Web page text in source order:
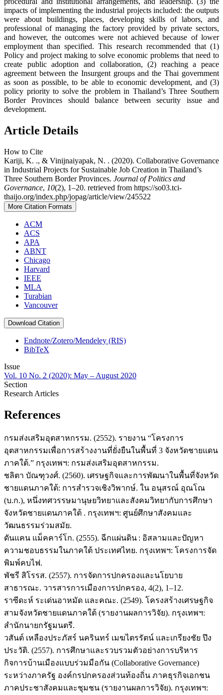
impacts of implementing the industrial projects included: the outputs
were about buildings, places, developing skills of labors, and
professional of managing the factory provided by private sectors,
and however, the outcomes were not achieved because of lower
employment than specified. This research recommended that (1)
Policy and project making to solve economic problems that need to
create public adoption and collaboration, (2) reaching a peace
agreement between the Insurgent groups and the Thai government
as soon as possible, to be able to economic development, and (3)
policy priority to solve the problem in Thailand’s Three Southern
Border Provinces should balance between security issue and
development.
Article Details
How to Cite
Kariji, K. ., & Vinijnaiyapak, N. . (2020). Collaborative Governance
in Industrial Projects for Sustainable Job Creation in Thailand’s
Three Southern Border Provinces. Journal of Politics and
Governance, 10(2), 1–20. retrieved from https://so03.tci-
thaijo.org/index.php/jopag/article/view/245522
More Citation Formats
ACM
ACS
APA
ABNT
Chicago
Harvard
IEEE
MLA
Turabian
Vancouver
Download Citation
Endnote/Zotero/Mendeley (RIS)
BibTeX
Issue
Vol. 10 No. 2 (2020): May – August 2020
Section
Research Articles
References
กรมส่งเสริมอุตสาหกรรม. (2552). รายงาน “โครงการ
อุตสาหกรรมเพื่อการสร้างงานที่ยั่งยืนในพื้นที่ 3 จังหวัดชายแดน
ภาคใต้.” กรุงเทพฯ: กรมส่งเสริมอุตสาหกรรม.
ชลิตา บัณฑุวงศ์. (2560). เศรษฐกิจและการพัฒนาในพื้นที่จังหวัด
ชายแดนภาคใต้: การสำรวจเชิงวิพากษ์. ใน อนุสรณ์ อุณโณ
(บ.ก.), หนึ่งทศวรรษมานุษยวิทยาและสังคมวิทยากับการศึกษา
จังหวัดชายแดนภาคใต้ . กรุงเทพฯ: ศูนย์ศึกษาสังคมและ
วัฒนธรรมร่วมสมัย.
ดันแคน แม็คคาร์โก. (2555). ฉีกแผ่นดิน : อิสลามและปัญหา
ความชอบธรรมในภาคใต้ ประเทศไทย. กรุงเทพฯ: โครงการจัด
พิมพ์คบไฟ.
พัชรี สิโรรส. (2557). การจัดการปกครองและนโยบาย
สาธารณะ. วารสารการเมืองการปกครอง, 4(2), 1–12.
ราซีดะห์ ระเด่นอาหมัด และคณะ. (2549). โครงสร้างเศรษฐกิจ
สามจังหวัดชายแดนภาคใต้ (รายงานผลการวิจัย). กรุงเทพฯ:
สำนักนายกรัฐมนตรี.
วสันต์ เหลืองประภัสร์ นครินทร์ เมฆไตรรัตน์ และเกรียงชัย ปึง
ประวัติ. (2557). การศึกษาและรวบรวมตัวอย่างการบริหาร
กิจการบ้านเมืองแบบร่วมมือกัน (Collaborative Governance)
ระหว่างภาครัฐ องค์กรปกครองส่วนท้องถิ่น ภาคธุรกิจเอกชน
ภาคประชาสังคมและชุมชน (รายงานผลการวิจัย). กรุงเทพฯ: